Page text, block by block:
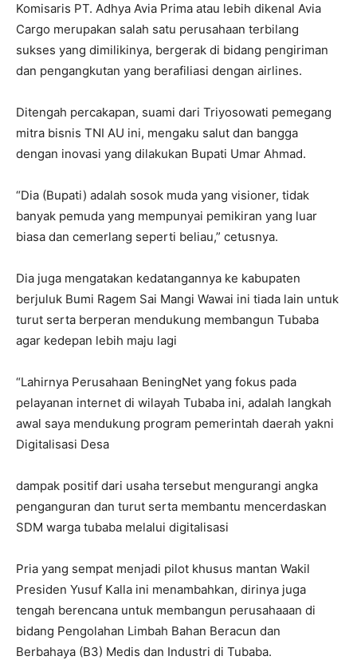
Komisaris PT. Adhya Avia Prima atau lebih dikenal Avia
Cargo merupakan salah satu perusahaan terbilang
sukses yang dimilikinya, bergerak di bidang pengiriman
dan pengangkutan yang berafiliasi dengan airlines.
Ditengah percakapan, suami dari Triyosowati pemegang
mitra bisnis TNI AU ini, mengaku salut dan bangga
dengan inovasi yang dilakukan Bupati Umar Ahmad.
“Dia (Bupati) adalah sosok muda yang visioner, tidak
banyak pemuda yang mempunyai pemikiran yang luar
biasa dan cemerlang seperti beliau,” cetusnya.
Dia juga mengatakan kedatangannya ke kabupaten
berjuluk Bumi Ragem Sai Mangi Wawai ini tiada lain untuk
turut serta berperan mendukung membangun Tubaba
agar kedepan lebih maju lagi
“Lahirnya Perusahaan BeningNet yang fokus pada
pelayanan internet di wilayah Tubaba ini, adalah langkah
awal saya mendukung program pemerintah daerah yakni
Digitalisasi Desa
dampak positif dari usaha tersebut mengurangi angka
penganguran dan turut serta membantu mencerdaskan
SDM warga tubaba melalui digitalisasi
Pria yang sempat menjadi pilot khusus mantan Wakil
Presiden Yusuf Kalla ini menambahkan, dirinya juga
tengah berencana untuk membangun perusahaaan di
bidang Pengolahan Limbah Bahan Beracun dan
Berbahaya (B3) Medis dan Industri di Tubaba.